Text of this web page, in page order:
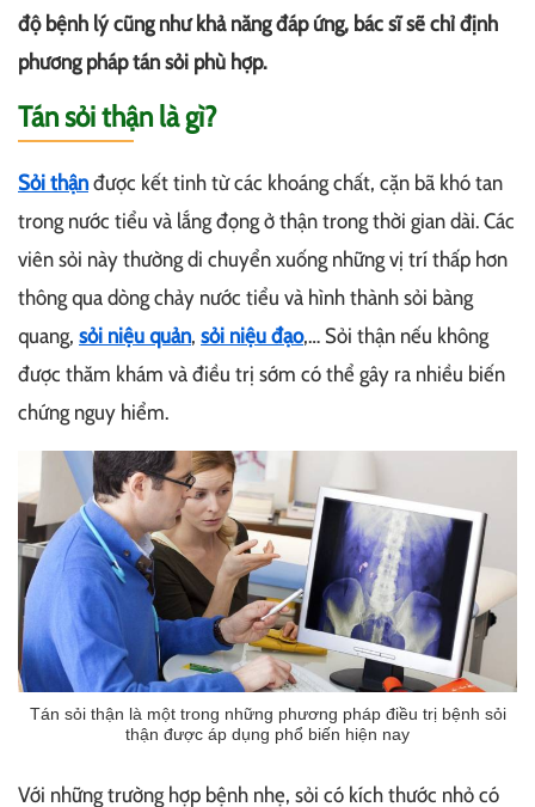
độ bệnh lý cũng như khả năng đáp ứng, bác sĩ sẽ chỉ định
phương pháp tán sỏi phù hợp.
Tán sỏi thận là gì?
Sỏi thậnđược kết tinh từ các khoáng chất, cặn bã khó tan
trong nước tiểu và lắng đọng ở thận trong thời gian dài. Các
viên sỏi này thường di chuyển xuống những vị trí thấp hơn
thông qua dòng chảy nước tiểu và hình thành sỏi bàng
quang, sỏi niệu quản, sỏi niệu đạo,… Sỏi thận nếu không
được thăm khám và điều trị sớm có thể gây ra nhiều biến
chứng nguy hiểm.
Tán sỏi thận là một trong những phương pháp điều trị bệnh sỏi
thận được áp dụng phổ biến hiện nay
Với những trường hợp bệnh nhẹ, sỏi có kích thước nhỏ có